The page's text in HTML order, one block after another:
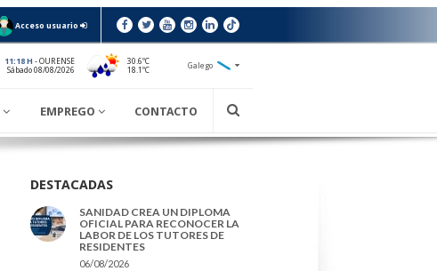
Acceso usuario
11:18 H - OURENSE
Sábado 08/08/2026
30.6ºC
18.1ºC
Galego
EMPREGO CONTACTO
DESTACADAS
SANIDAD CREA UN DIPLOMA
OFICIAL PARA RECONOCER LA
LABOR DE LOS TUTORES DE
RESIDENTES
06/08/2026